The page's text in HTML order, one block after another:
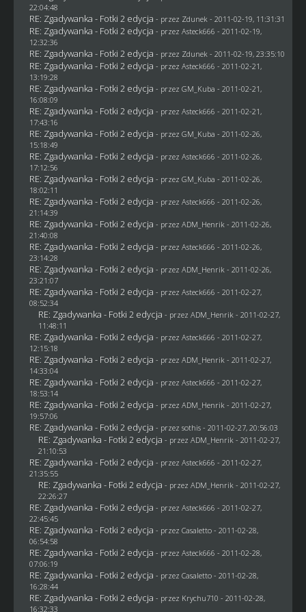
22:04:48
RE: Zgadywanka - Fotki 2 edycja - przez Zdunek - 2011-02-19, 11:31:31
RE: Zgadywanka - Fotki 2 edycja - przez Asteck666 - 2011-02-19,
12:32:36
RE: Zgadywanka - Fotki 2 edycja - przez Zdunek - 2011-02-19, 23:35:10
RE: Zgadywanka - Fotki 2 edycja - przez Asteck666 - 2011-02-21,
13:19:28
RE: Zgadywanka - Fotki 2 edycja - przez GM_Kuba - 2011-02-21,
16:08:09
RE: Zgadywanka - Fotki 2 edycja - przez Asteck666 - 2011-02-21,
17:43:16
RE: Zgadywanka - Fotki 2 edycja - przez GM_Kuba - 2011-02-26,
15:18:49
RE: Zgadywanka - Fotki 2 edycja - przez Asteck666 - 2011-02-26,
17:12:56
RE: Zgadywanka - Fotki 2 edycja - przez GM_Kuba - 2011-02-26,
18:02:11
RE: Zgadywanka - Fotki 2 edycja - przez Asteck666 - 2011-02-26,
21:14:39
RE: Zgadywanka - Fotki 2 edycja - przez ADM_Henrik - 2011-02-26,
21:40:08
RE: Zgadywanka - Fotki 2 edycja - przez Asteck666 - 2011-02-26,
23:14:28
RE: Zgadywanka - Fotki 2 edycja - przez ADM_Henrik - 2011-02-26,
23:21:07
RE: Zgadywanka - Fotki 2 edycja - przez Asteck666 - 2011-02-27,
08:52:34
RE: Zgadywanka - Fotki 2 edycja - przez ADM_Henrik - 2011-02-27,
11:48:11
RE: Zgadywanka - Fotki 2 edycja - przez Asteck666 - 2011-02-27,
12:15:18
RE: Zgadywanka - Fotki 2 edycja - przez ADM_Henrik - 2011-02-27,
14:33:04
RE: Zgadywanka - Fotki 2 edycja - przez Asteck666 - 2011-02-27,
18:53:14
RE: Zgadywanka - Fotki 2 edycja - przez ADM_Henrik - 2011-02-27,
19:57:06
RE: Zgadywanka - Fotki 2 edycja - przez sothis- 2011-02-27, 20:56:03
RE: Zgadywanka - Fotki 2 edycja - przez ADM_Henrik - 2011-02-27,
21:10:53
RE: Zgadywanka - Fotki 2 edycja - przez Asteck666 - 2011-02-27,
21:35:55
RE: Zgadywanka - Fotki 2 edycja - przez ADM_Henrik - 2011-02-27,
22:26:27
RE: Zgadywanka - Fotki 2 edycja - przez Asteck666 - 2011-02-27,
22:45:45
RE: Zgadywanka - Fotki 2 edycja - przez Casaletto- 2011-02-28,
06:54:58
RE: Zgadywanka - Fotki 2 edycja - przez Asteck666 - 2011-02-28,
07:06:19
RE: Zgadywanka - Fotki 2 edycja - przez Casaletto- 2011-02-28,
16:28:44
RE: Zgadywanka - Fotki 2 edycja - przez Krychu710 - 2011-02-28,
16:32:33